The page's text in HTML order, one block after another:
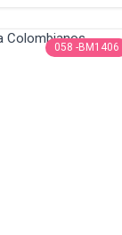
058 -BM1406